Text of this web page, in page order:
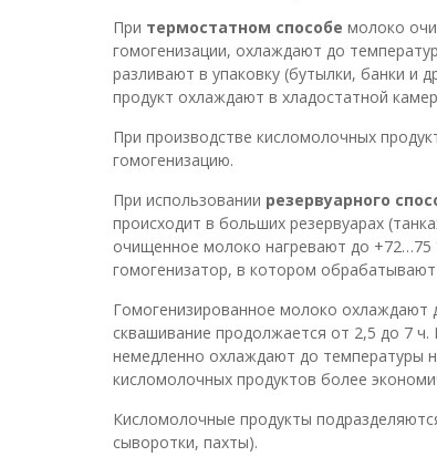
При термостатном способе молоко
гомогенизации, охлаждают до
разливают в упаковку (бутылки, банки и
продукт охлаждают в хладостатной
При производстве кисломолочных
гомогенизацию.
При использовании резервуарного
происходит в больших резервуарах
очищенное молоко нагревают до
гомогенизатор, в котором
Гомогенизированное молоко охлаждают
сквашивание продолжается от 2,5 до 7
немедленно охлаждают до температуры
кисломолочных продуктов более
Кисломолочные продукты
сыворотки, пахты).